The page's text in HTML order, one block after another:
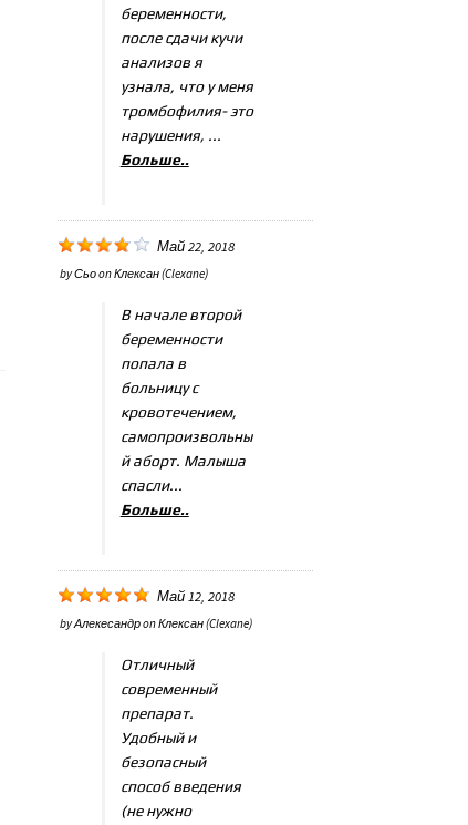
беременности,
после сдачи кучи
анализов я
узнала, что у меня
тромбофилия- это
нарушения, ...
Больше..
Май 22, 2018
byСьоonКлексан (Clexane)
В начале второй
беременности
попала в
больницу с
кровотечением,
самопроизвольны
й аборт. Малыша
спасли...
Больше..
Май 12, 2018
byАлекесандрonКлексан (Clexane)
Отличный
современный
препарат.
Удобный и
безопасный
способ введения
(не нужно